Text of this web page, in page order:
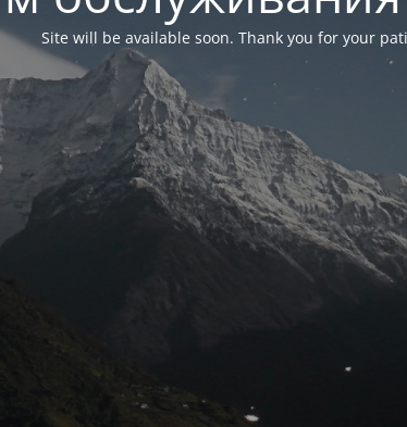
Site will be available soon. Thank you for your